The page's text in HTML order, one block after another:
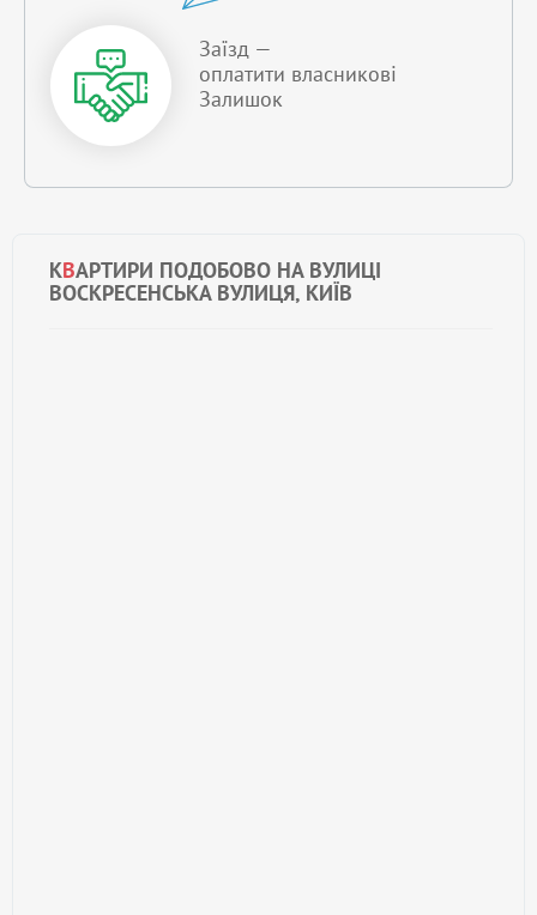
КВАРТИРИ ПОДОБОВО НА ВУЛИЦІ
ВОСКРЕСЕНСЬКА ВУЛИЦЯ, КИЇВ
Заїзд —
оплатити власникові
Залишок